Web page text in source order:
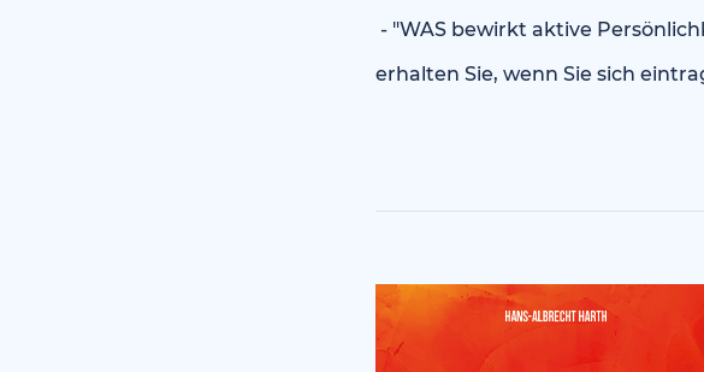
- "WAS bewirkt aktive
erhalten Sie, wenn Sie sich